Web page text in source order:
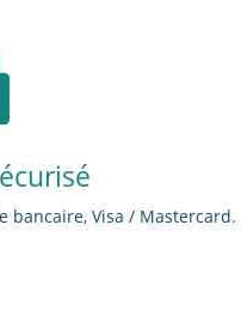
bancaire, Visa / Mastercard.